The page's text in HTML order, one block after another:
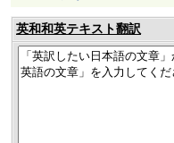
英和和英テキスト翻訳